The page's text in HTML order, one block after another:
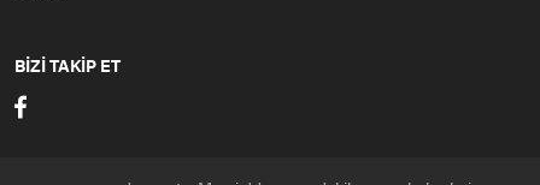
BİZİ TAKİP ET